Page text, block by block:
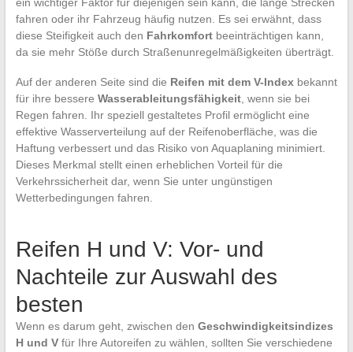
fahren oder ihr Fahrzeug häufig nutzen. Es sei erwähnt, dass
diese Steifigkeit auch den Fahrkomfortbeeinträchtigen kann,
da sie mehr Stöße durch Straßenunregelmäßigkeiten überträgt.
Auf der anderen Seite sind die Reifen mit dem V-Indexbekannt
für ihre bessere Wasserableitungsfähigkeit, wenn sie bei
Regen fahren. Ihr speziell gestaltetes Profil ermöglicht eine
effektive Wasserverteilung auf der Reifenoberfläche, was die
Haftung verbessert und das Risiko von Aquaplaning minimiert.
Dieses Merkmal stellt einen erheblichen Vorteil für die
Verkehrssicherheit dar, wenn Sie unter ungünstigen
Wetterbedingungen fahren.
Reifen H und V: Vor- und
Nachteile zur Auswahl des
besten
Wenn es darum geht, zwischen den Geschwindigkeitsindizes
H und Vfür Ihre Autoreifen zu wählen, sollten Sie verschiedene